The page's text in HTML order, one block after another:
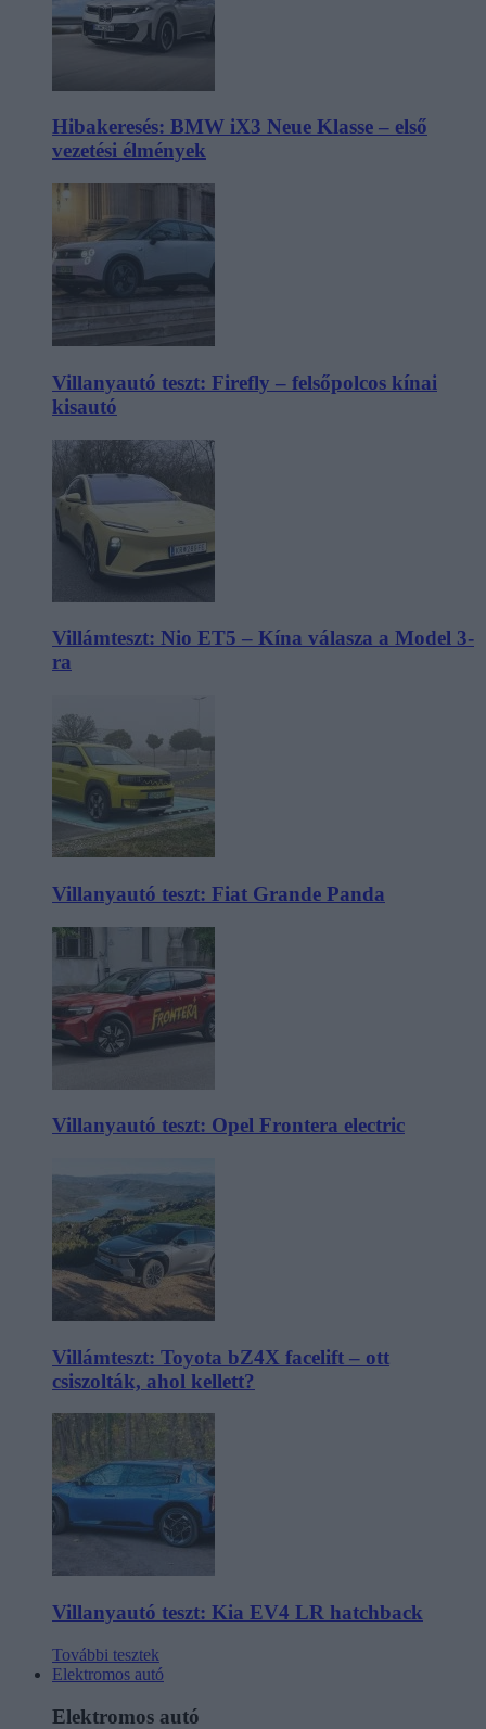
Hibakeresés: BMW iX3 Neue Klasse – első
vezetési élmények
Villanyautó teszt: Firefly – felsőpolcos kínai
kisautó
Villámteszt: Nio ET5 – Kína válasza a Model 3-
ra
Villanyautó teszt: Fiat Grande Panda
Villanyautó teszt: Opel Frontera electric
Villámteszt: Toyota bZ4X facelift – ott
csiszolták, ahol kellett?
Villanyautó teszt: Kia EV4 LR hatchback
További tesztek
Elektromos autó
Elektromos autó